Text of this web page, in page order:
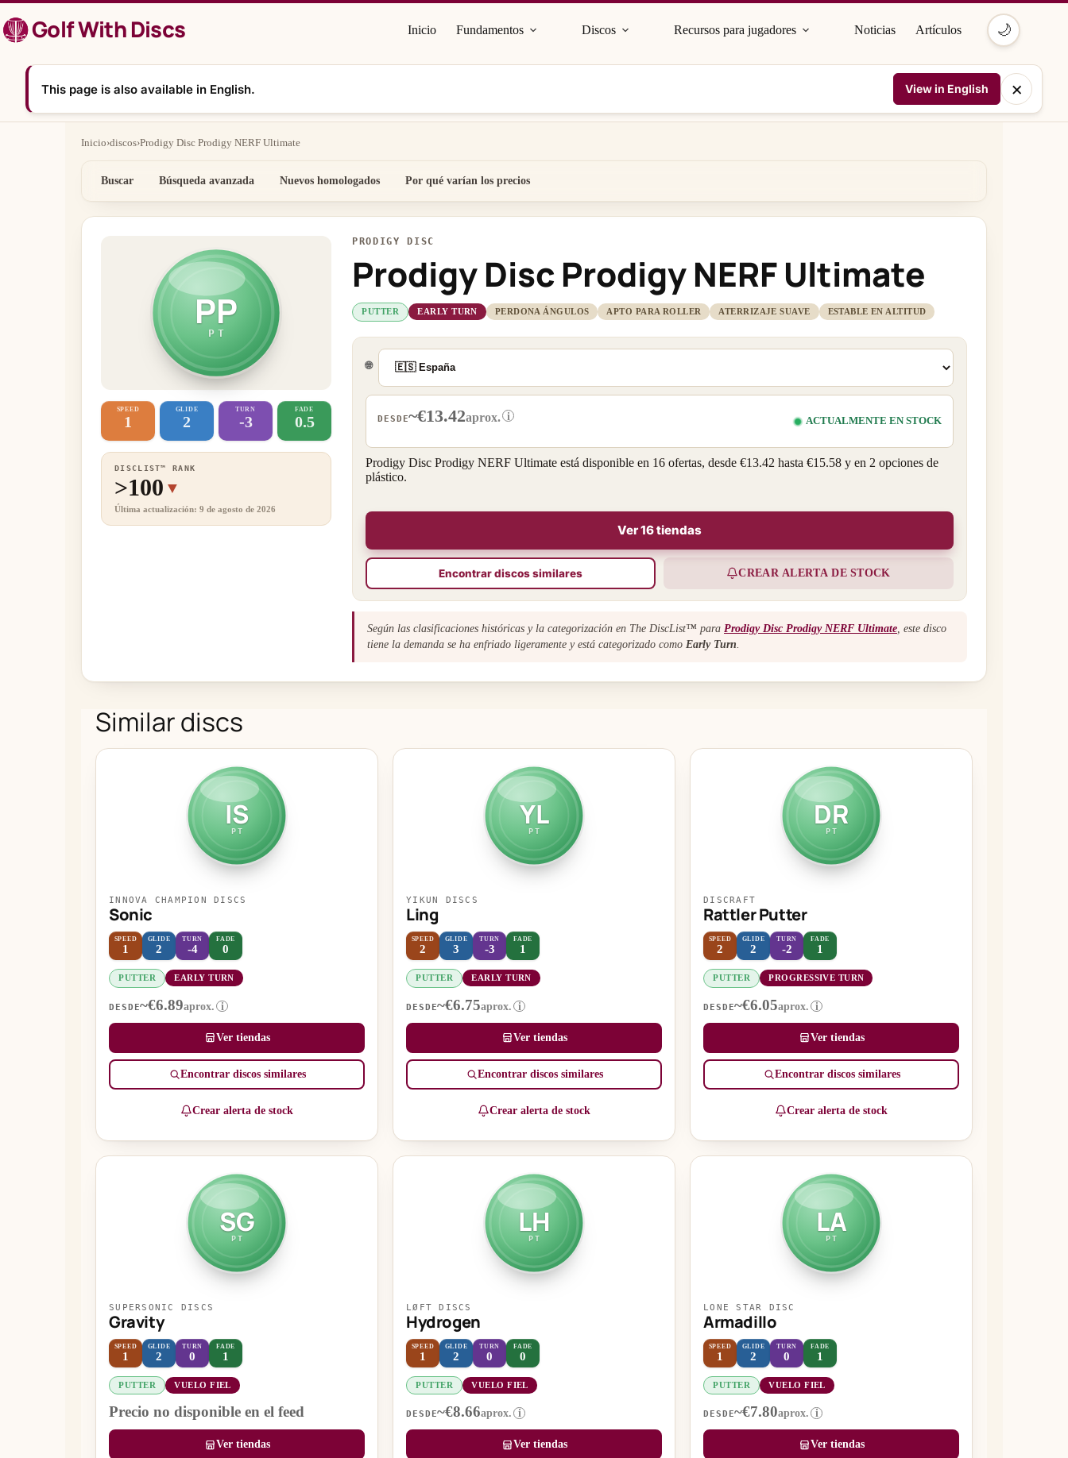
al
contenidoGolf With Discs Inicio Fundamentos Discos Recursos para jugadores Noticias Artículos 🌙
This page is also available in English. View in English ×
Inicio›discos›Prodigy Disc Prodigy NERF Ultimate
Buscar Búsqueda avanzada Nuevos homologados Por qué varían los precios
PP
PT
SPEED
1
GLIDE
2
TURN
-3
FADE
0.5
DISCLIST™ RANK
>100 ▼
Última actualización: 9 de agosto de 2026
PRODIGY DISC
Prodigy Disc Prodigy NERF Ultimate
PUTTER EARLY TURN PERDONA ÁNGULOS APTO PARA ROLLER ATERRIZAJE SUAVE ESTABLE EN ALTITUD
🌐
DESDE~€13.42aprox. i ACTUALMENTE EN STOCK
Prodigy Disc Prodigy NERF Ultimate está disponible en 16 ofertas, desde €13.42 hasta €15.58 y en 2 opciones de
plástico.
Ver 16 tiendas
Encontrar discos similares CREAR ALERTA DE STOCK
Según las clasificaciones históricas y la categorización en The DiscList™ para Prodigy Disc Prodigy NERF Ultimate , este disco
tiene la demanda se ha enfriado ligeramente y está categorizado como Early Turn
Similar discs
IS
PT
INNOVA CHAMPION DISCS
Sonic
SPEED
1
GLIDE
2
TURN
-4
FADE
0
PUTTER EARLY TURN
DESDE~€6.89aprox. i
Ver tiendas
Encontrar discos similares
Crear alerta de stock
YL
PT
YIKUN DISCS
Ling
SPEED
2
GLIDE
3
TURN
-3
FADE
1
PUTTER EARLY TURN
DESDE~€6.75aprox. i
Ver tiendas
Encontrar discos similares
Crear alerta de stock
DR
PT
DISCRAFT
Rattler Putter
SPEED
2
GLIDE
2
TURN
-2
FADE
1
PUTTER PROGRESSIVE TURN
DESDE~€6.05aprox. i
Ver tiendas
Encontrar discos similares
Crear alerta de stock
SG
PT
SUPERSONIC DISCS
Gravity
SPEED
1
GLIDE
2
TURN
0
FADE
1
PUTTER VUELO FIEL
Precio no disponible en el feed
Ver tiendas
LH
PT
LØFT DISCS
Hydrogen
SPEED
1
GLIDE
2
TURN
0
FADE
0
PUTTER VUELO FIEL
DESDE~€8.66aprox. i
Ver tiendas
LA
PT
LONE STAR DISC
Armadillo
SPEED
1
GLIDE
2
TURN
0
FADE
1
PUTTER VUELO FIEL
DESDE~€7.80aprox. i
Ver tiendas